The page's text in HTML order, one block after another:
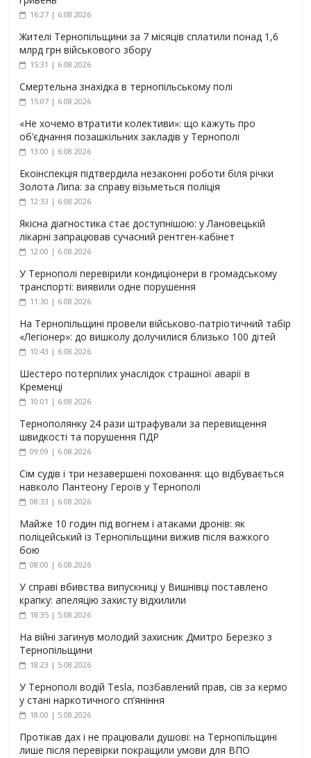
16:27 | 6.08.2026
Жителі Тернопільщини за 7 місяців сплатили понад 1,6
млрд грн військового збору
15:31 | 6.08.2026
Смертельна знахідка в тернопільському полі
15:07 | 6.08.2026
«Не хочемо втратити колективи»: що кажуть про
об’єднання позашкільних закладів у Тернополі
13:00 | 6.08.2026
Екоінспекція підтвердила незаконні роботи біля річки
Золота Липа: за справу візьметься поліція
12:33 | 6.08.2026
Якісна діагностика стає доступнішою: у Лановецькій
лікарні запрацював сучасний рентген-кабінет
12:00 | 6.08.2026
У Тернополі перевірили кондиціонери в громадському
транспорті: виявили одне порушення
11:30 | 6.08.2026
На Тернопільщині провели військово-патріотичний табір
«Легіонер»: до вишколу долучилися близько 100 дітей
10:43 | 6.08.2026
Шестеро потерпілих унаслідок страшної аварії в
Кременці
10:01 | 6.08.2026
Тернополянку 24 рази штрафували за перевищення
швидкості та порушення ПДР
09:09 | 6.08.2026
Сім судів і три незавершені поховання: що відбувається
навколо Пантеону Героїв у Тернополі
08:33 | 6.08.2026
Майже 10 годин під вогнем і атаками дронів: як
поліцейський із Тернопільщини вижив після важкого
бою
08:00 | 6.08.2026
У справі вбивства випускниці у Вишнівці поставлено
крапку: апеляцію захисту відхилили
18:35 | 5.08.2026
На війні загинув молодий захисник Дмитро Березко з
Тернопільщини
18:23 | 5.08.2026
У Тернополі водій Tesla, позбавлений прав, сів за кермо
у стані наркотичного сп’яніння
18:00 | 5.08.2026
Протікав дах і не працювали душові: на Тернопільщині
лише після перевірки покращили умови для ВПО